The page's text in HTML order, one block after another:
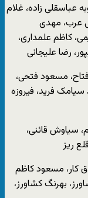
عباسقلی زاده، غلام
عرب، مهدی
کاظم علمداری،
رضا علیجانی
فتاح، مسعود فتحی،
فرید، فیروزه
سیاوش قائنی،
ریز
صادق کار، مسعود کاظم
بهرنگ کشاورز،